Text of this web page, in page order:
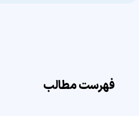
فهرست مطالب